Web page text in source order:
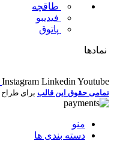
طاقچه
فیدیبو
پاتوق
نمادها
Instagram Linkedin Youtube
تمامی حقوق این قالب برای طراح
منو
دسته بندی ها